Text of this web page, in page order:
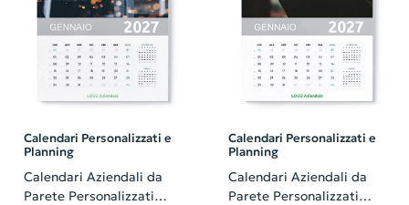
Calendari Personalizzati e
Planning
Calendari Aziendali da
Parete Personalizzati
Calendari Personalizzati e
Planning
Calendari Aziendali da
Parete Personalizzati